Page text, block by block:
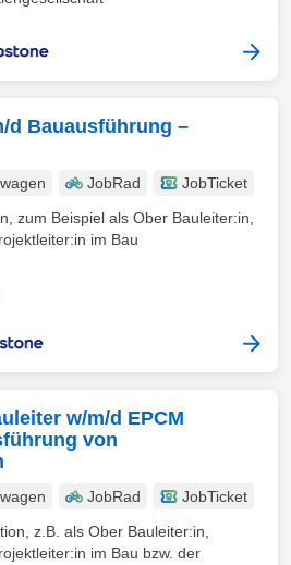
d Bauausführung –
JobRad
JobTicket
zum Beispiel als Ober Bauleiter:in,
im Bau
w/m/d EPCM
von
JobRad
JobTicket
z.B. als Ober Bauleiter:in,
im Bau bzw. der